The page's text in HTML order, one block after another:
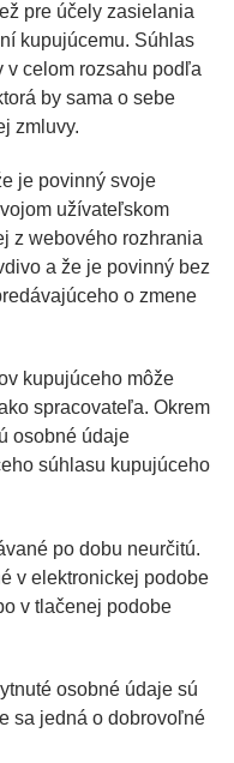
pre účely zasielania
kupujúcemu. Súhlas
v celom rozsahu podľa
by sama o sebe
zmluvy.
je povinný svoje
užívateľskom
z webového rozhrania
a že je povinný bez
o zmene
kupujúceho môže
spracovateľa. Okrem
osobné údaje
súhlasu kupujúceho
po dobu neurčitú.
v elektronickej podobe
v tlačenej podobe
osobné údaje sú
sa jedná o dobrovoľné